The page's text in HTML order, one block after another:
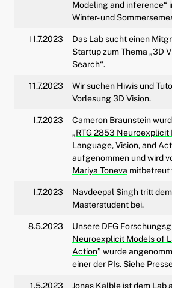
Modeling and inference“
Winter- und
11.7.2023
Das Lab sucht einen
Startup zum Thema „3D
Search“.
11.7.2023
Wir suchen Hiwis und
Vorlesung 3D Vision.
1.7.2023 Cameron Braunstein
„RTG 2853 Neuroexplicit
Language, Vision, and
aufgenommen und wird
Mariya Toneva mitbetreut
1.7.2023
Navdeepal Singh tritt
Masterstudent bei.
8.5.2023 Unsere DFG
Neuroexplicit Models of
Action” wurde
einer der PIs. Siehe
1.5.2023 Jonas Kälbleist dem Lab